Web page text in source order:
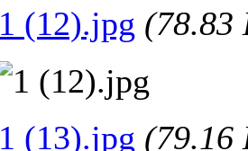
1 (12).jpg (78.83
1 (13).jpg (79.16